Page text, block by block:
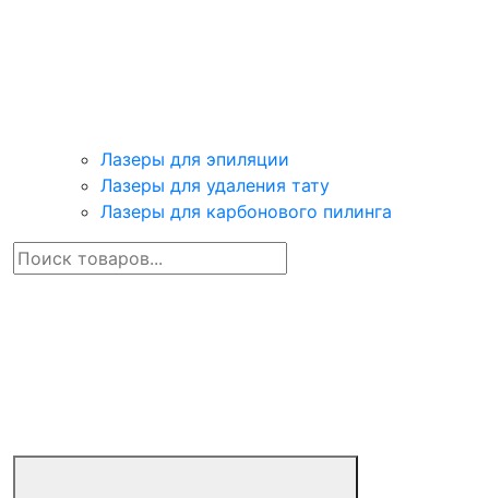
Лазеры для эпиляции
Лазеры для удаления тату
Лазеры для карбонового пилинга